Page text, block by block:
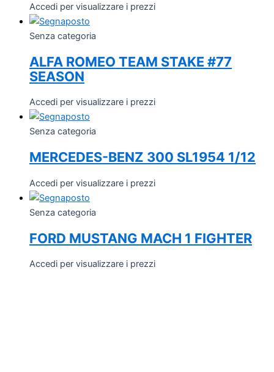
Accedi per visualizzare i prezzi
Senza categoria
ALFA ROMEO TEAM STAKE #77
SEASON
Accedi per visualizzare i prezzi
Senza categoria
MERCEDES-BENZ 300 SL1954 1/12
Accedi per visualizzare i prezzi
Senza categoria
FORD MUSTANG MACH 1 FIGHTER
Accedi per visualizzare i prezzi